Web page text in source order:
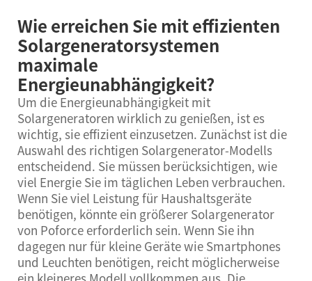
Wie erreichen Sie mit effizienten
Solargeneratorsystemen
maximale
Energieunabhängigkeit?
Um die Energieunabhängigkeit mit
Solargeneratoren wirklich zu genießen, ist es
wichtig, sie effizient einzusetzen. Zunächst ist die
Auswahl des richtigen Solargenerator-Modells
entscheidend. Sie müssen berücksichtigen, wie
viel Energie Sie im täglichen Leben verbrauchen.
Wenn Sie viel Leistung für Haushaltsgeräte
benötigen, könnte ein größerer Solargenerator
von Poforce erforderlich sein. Wenn Sie ihn
dagegen nur für kleine Geräte wie Smartphones
und Leuchten benötigen, reicht möglicherweise
ein kleineres Modell vollkommen aus. Die